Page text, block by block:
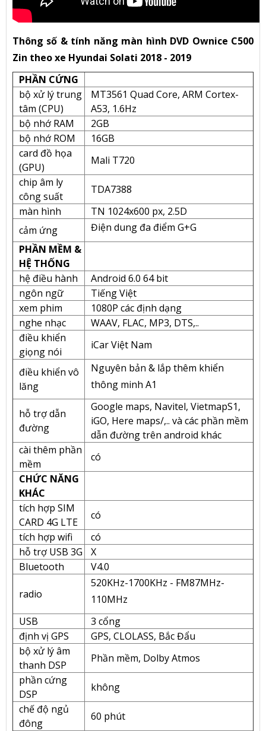
Thông số & tính năng màn hình DVD Ownice C500
Zin theo xe Hyundai Solati 2018 - 2019
PHẦN CỨNG
bộ xử lý trung
tâm (CPU)
MT3561 Quad Core, ARM Cortex-
A53, 1.6Hz
bộ nhớ RAM
2GB
bộ nhớ ROM
16GB
card đồ họa
(GPU)
Mali T720
chip âm ly
công suất
TDA7388
màn hình
TN 1024x600 px, 2.5D
cảm ứng
Điện dung đa điểm G+G
PHẦN MỀM &
HỆ THỐNG
hệ điều hành
Android 6.0 64 bit
ngôn ngữ
Tiếng Việt
xem phim
1080P các định dạng
nghe nhạc
WAAV, FLAC, MP3, DTS,..
điều khiển
giọng nói
iCar Việt Nam
điều khiển vô
lăng
Nguyên bản & lắp thêm khiển
thông minh A1
hỗ trợ dẫn
đường
Google maps, Navitel, VietmapS1,
iGO, Here maps/,.. và các phần mềm
dẫn đường trên android khác
cài thêm phần
mềm
có
CHỨC NĂNG
KHÁC
tích hợp SIM
CARD 4G LTE
có
tích hợp wifi
có
hỗ trợ USB 3G
X
Bluetooth
V4.0
radio
520KHz-1700KHz - FM87MHz-
110MHz
USB
3 cổng
định vị GPS
GPS, CLOLASS, Bắc Đẩu
bộ xử lý âm
thanh DSP
Phần mềm, Dolby Atmos
phần cứng
DSP
không
chế độ ngủ
đông
60 phút